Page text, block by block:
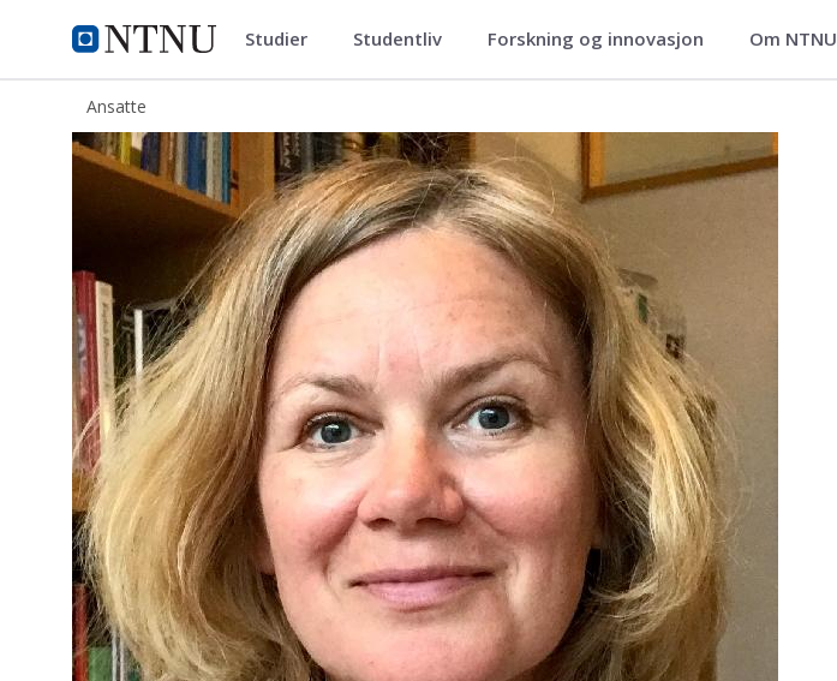
NTNU Hjemmeside
ntnu.no Studier Studentliv Forskning og innovasjon Om NTNU
Ansatte
Anja Katrine Angelsen